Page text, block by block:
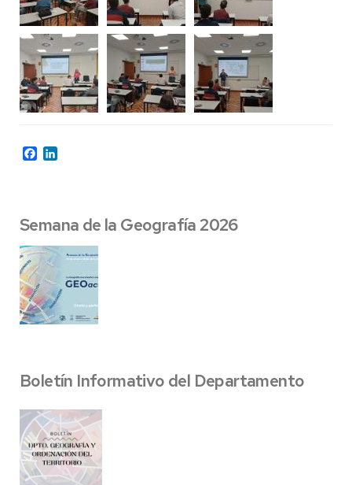
Facebook
Semana de la Geografía 2026
Boletín Informativo del Departamento